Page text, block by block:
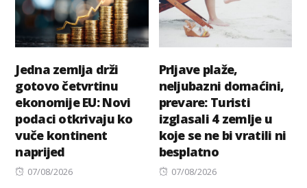
Jedna zemlja drži
gotovo četvrtinu
ekonomije EU: Novi
podaci otkrivaju ko
vuče kontinent
naprijed
Posted
07/08/2026
Prljave plaže,
neljubazni domaćini,
prevare: Turisti
izglasali 4 zemlje u
koje se ne bi vratili ni
besplatno
Posted
07/08/2026